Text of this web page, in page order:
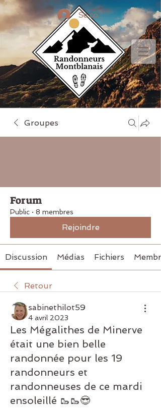
Se connecter
Groupes
Forum
Public · 8 membres
Rejoindre
Discussion Médias Fichiers
Retour
sabinethilot59
4 avril 2023
Les Mégalithes de Minerve
était une bien belle
randonnée pour les 19
randonneurs et
randonneuses de ce mardi
ensoleillé 🥾🥾😎